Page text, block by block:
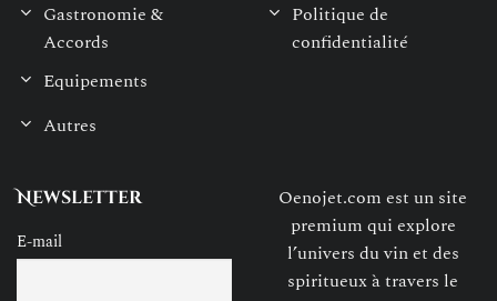
Gastronomie &
Accords
Equipements
Autres
Politique de
confidentialité
Newsletter
E-mail
Oenojet.com est un site
premium qui explore
l’univers du vin et des
spiritueux à travers le